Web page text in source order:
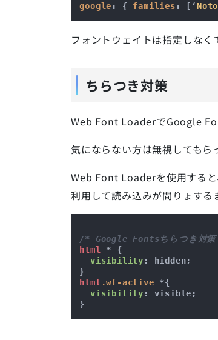
google : { families : [‘Noto
フォントウェイトは指定しなく
ちらつき対策
Web Font LoaderでGoogle
気にならない方は無視してもら
Web Font Loaderを使用する
利用して読み込みが間りょする
/* Google Fontsちらつき対
html * {
visibility : hidden;
html .wf-active *{
visibility : visible;